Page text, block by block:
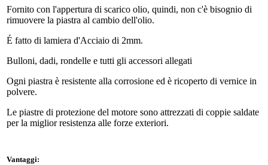
Fornito con l'appertura di scarico olio, quindi, non c'è bisognio di
rimuovere la piastra al cambio dell'olio.
É fatto di lamiera d'Acciaio di 2mm.
Bulloni, dadi, rondelle e tutti gli accessori allegati
Ogni piastra è resistente alla corrosione ed è ricoperto di vernice in
polvere.
Le piastre di protezione del motore sono attrezzati di coppie saldate
per la miglior resistenza alle forze exteriori.
Vantaggi: